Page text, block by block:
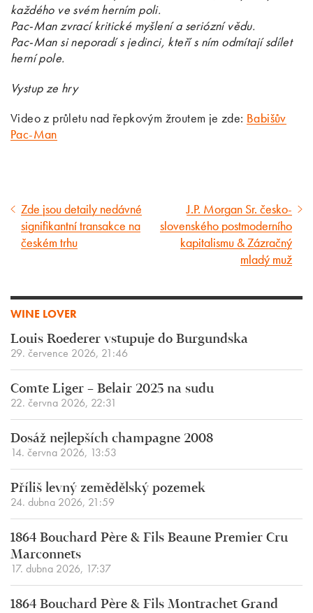
každého ve svém herním poli.
Pac-Man zvrací kritické myšlení a seriózní vědu.
Pac-Man si neporadí s jedinci, kteří s ním odmítají sdílet
herní pole.
Vystup ze hry
Video z průletu nad řepkovým žroutem je zde: Babišův
Pac-Man
Předcházející
článek
Zde jsou detaily nedávné
signifikantní transakce na
českém trhu
Následující
článek
J.P. Morgan Sr. česko-
slovenského postmoderního
kapitalismu & Zázračný
mladý muž
WINE LOVER
Louis Roederer vstupuje do Burgundska
29. července 2026, 21:46
Comte Liger – Belair 2025 na sudu
22. června 2026, 22:31
Dosáž nejlepších champagne 2008
14. června 2026, 13:53
Příliš levný zemědělský pozemek
24. dubna 2026, 21:59
1864 Bouchard Père & Fils Beaune Premier Cru
Marconnets
17. dubna 2026, 17:37
1864 Bouchard Père & Fils Montrachet Grand